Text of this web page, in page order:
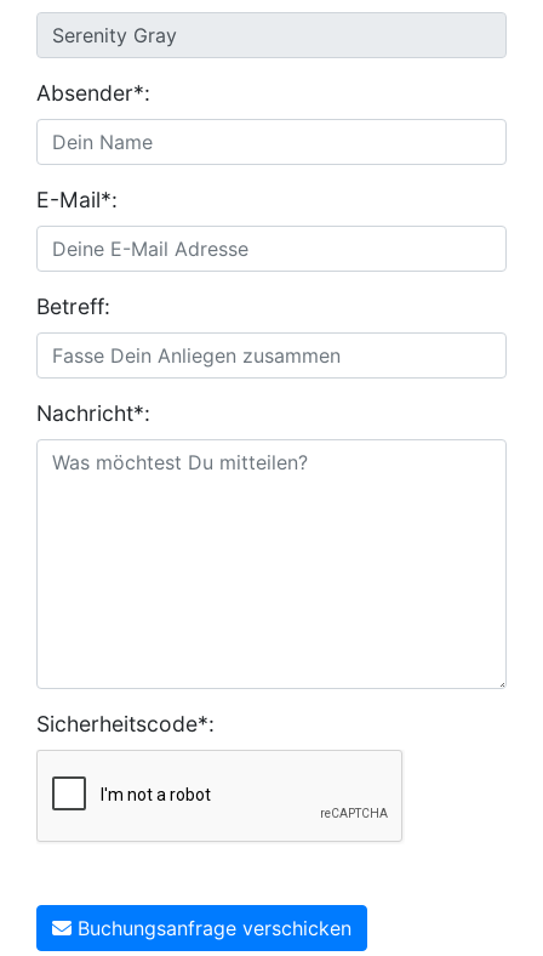
Absender*:
E-Mail*:
Betreff:
Nachricht*:
Sicherheitscode*:
Buchungsanfrage verschicken